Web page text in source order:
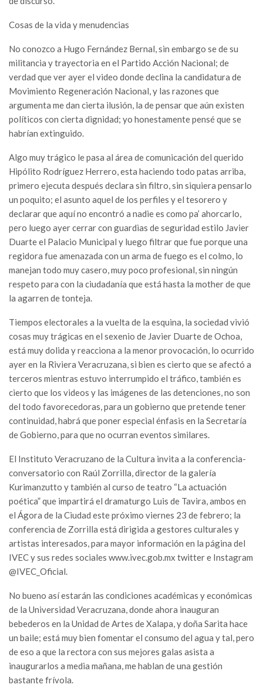
Cosas de la vida y menudencias
No conozco a Hugo Fernández Bernal, sin embargo se de su
militancia y trayectoria en el Partido Acción Nacional; de
verdad que ver ayer el video donde declina la candidatura de
Movimiento Regeneración Nacional, y las razones que
argumenta me dan cierta ilusión, la de pensar que aún existen
políticos con cierta dignidad; yo honestamente pensé que se
habrían extinguido.
Algo muy trágico le pasa al área de comunicación del querido
Hipólito Rodríguez Herrero, esta haciendo todo patas arriba,
primero ejecuta después declara sin filtro, sin siquiera pensarlo
un poquito; el asunto aquel de los perfiles y el tesorero y
declarar que aquí no encontró a nadie es como pa’ ahorcarlo,
pero luego ayer cerrar con guardias de seguridad estilo Javier
Duarte el Palacio Municipal y luego filtrar que fue porque una
regidora fue amenazada con un arma de fuego es el colmo, lo
manejan todo muy casero, muy poco profesional, sin ningún
respeto para con la ciudadanía que está hasta la mother de que
la agarren de tonteja.
Tiempos electorales a la vuelta de la esquina, la sociedad vivió
cosas muy trágicas en el sexenio de Javier Duarte de Ochoa,
está muy dolida y reacciona a la menor provocación, lo ocurrido
ayer en la Riviera Veracruzana, si bien es cierto que se afectó a
terceros mientras estuvo interrumpido el tráfico, también es
cierto que los videos y las imágenes de las detenciones, no son
del todo favorecedoras, para un gobierno que pretende tener
continuidad, habrá que poner especial énfasis en la Secretaría
de Gobierno, para que no ocurran eventos similares.
El Instituto Veracruzano de la Cultura invita a la conferencia-
conversatorio con Raúl Zorrilla, director de la galería
Kurimanzutto y también al curso de teatro “La actuación
poética” que impartirá el dramaturgo Luis de Tavira, ambos en
el Ágora de la Ciudad este próximo viernes 23 de febrero; la
conferencia de Zorrilla está dirigida a gestores culturales y
artistas interesados, para mayor información en la página del
IVEC y sus redes sociales www.ivec.gob.mx twitter e Instagram
@IVEC_Oficial.
No bueno así estarán las condiciones académicas y económicas
de la Universidad Veracruzana, donde ahora inauguran
bebederos en la Unidad de Artes de Xalapa, y doña Sarita hace
un baile; está muy bien fomentar el consumo del agua y tal, pero
de eso a que la rectora con sus mejores galas asista a
inaugurarlos a media mañana, me hablan de una gestión
bastante frívola.